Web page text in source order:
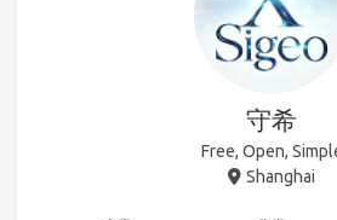
守希
Free, Open,
Shanghai